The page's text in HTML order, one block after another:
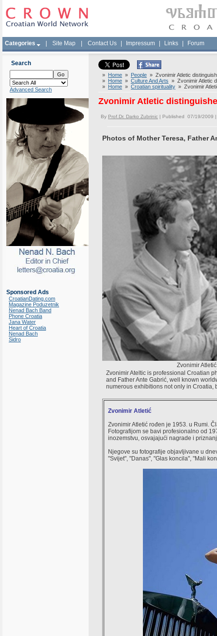
Categories Site Map Contact Us Impressum Links Forum
Search
Advanced Search
Sponsored Ads
CroatianDating.com
Magazine Poduzetnik
Nenad Bach Band
Phone Croatia
Jana Water
Heart of Croatia
Nenad Bach
Sidro
» Home » People » Zvonimir Atletic
» Home » Culture And Arts » Zvonimir Atletic
» Home » Croatian spirituality » Zvonimir
Zvonimir Atletic
By Prof.Dr. Darko Zubrinic | Published 07/19/2009
Photos of Mother Teresa, Father
Zvonimir
Zvonimir Ateltic is professional Croatian
and Father Ante Gabrić, well known
numerous exhibitions not only in Croatia,
Zvonimir Atletić
Zvonimir Atletić rođen je 1953. u Rumi.
Fotografijom se bavi profesionalno od
inozemstvu, osvajajući nagrade i
Njegove su fotografije objavljivane u
"Svijet", "Danas", "Glas koncila", "Mali